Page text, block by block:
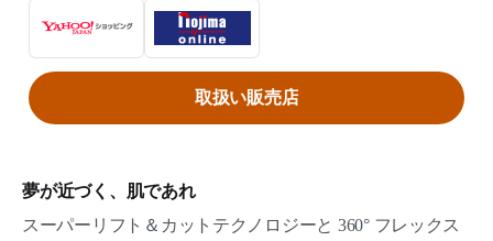
夢が近づく、肌であれ
スーパーリフト＆カットテクノロジーと 360° フレックス
取扱い販売店